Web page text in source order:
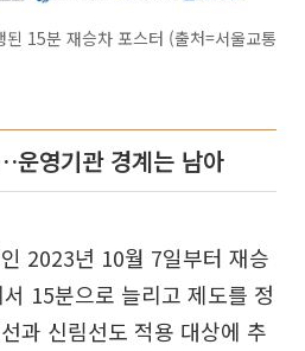
15분 재승차 포스터 (출처=서울교통
영기관 경계는 남아
2023년 10월 7일부터 재승
15분으로 늘리고 제도를 정
과 신림선도 적용 대상에 추